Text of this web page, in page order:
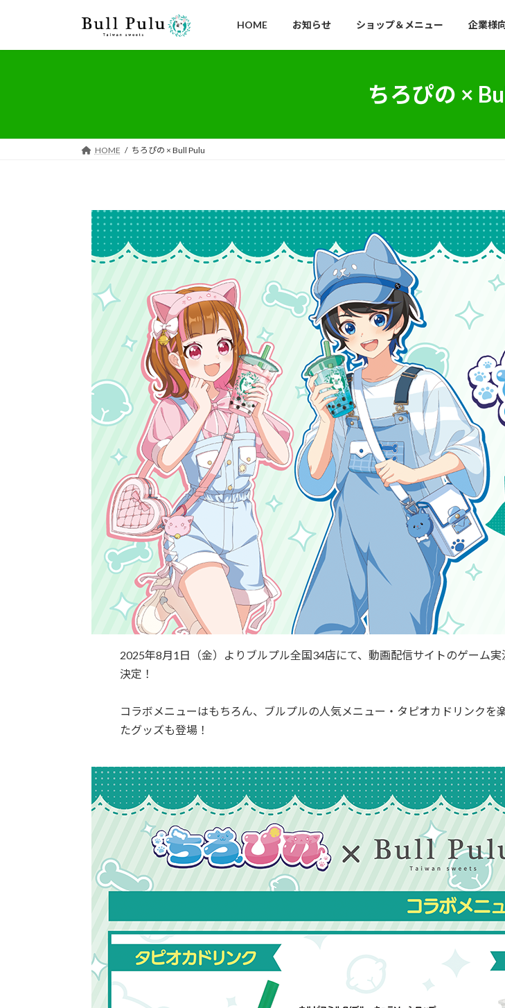
ッ
移
HOME お知らせ ショップ＆メニュー 企業様
ちろぴの ×
HOME ちろぴの × Bull Pulu
2025年8月1日（金）よりブルプル全国34店にて、動画配信サイトのゲーム
決定！
コラボメニューはもちろん、ブルプルの人気メニュー・タピオカドリンク
たグッズも登場！